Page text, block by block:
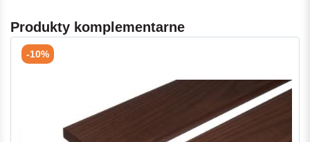
Produkty komplementarne
-10%